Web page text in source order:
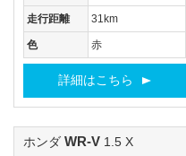
走行距離 31km
色 赤
詳細はこちら
ホンダ WR-V 1.5 X